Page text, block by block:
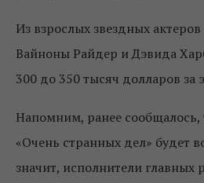
Из взрослых звездных
Вайноны Райдер и Дэвида
300 до 350 тысяч долларов за
Напомним, ранее сообщалось,
«Очень странных дел» будет
значит, исполнители главных